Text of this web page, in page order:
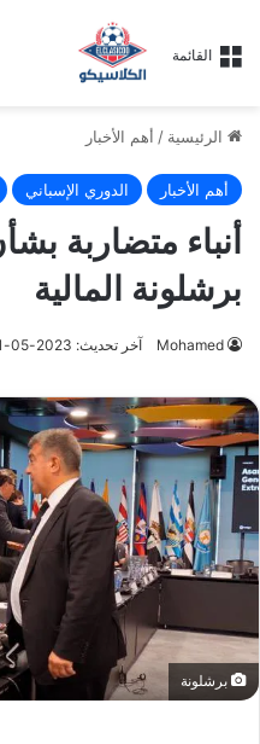
القائمة
الرئيسية / أهم الأخبار
أهم الأخبار الدوري الإسباني
أنباء متضاربة
برشلونة المالية
Mohamed آخر تحديث: 2023-05-01
برشلونة